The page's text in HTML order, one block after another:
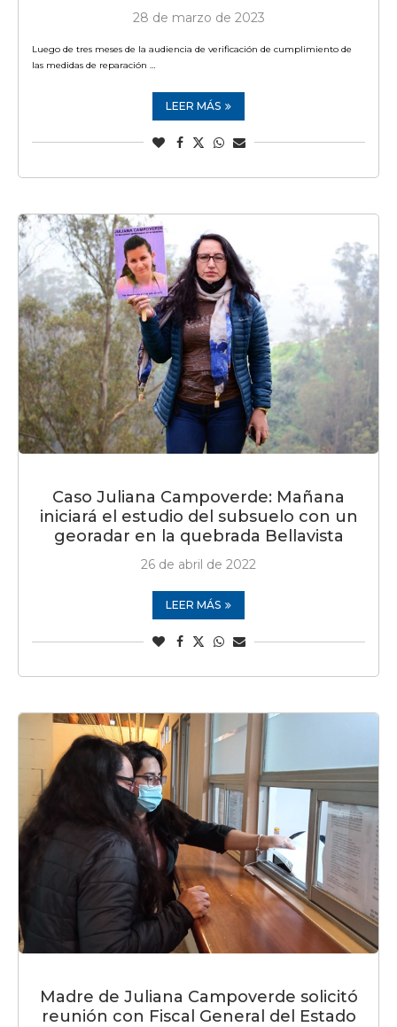
28 de marzo de 2023
Luego de tres meses de la audiencia de verificación de cumplimiento de
las medidas de reparación …
LEER MÁS
Caso Juliana Campoverde: Mañana
iniciará el estudio del subsuelo con un
georadar en la quebrada Bellavista
26 de abril de 2022
LEER MÁS
Madre de Juliana Campoverde solicitó
reunión con Fiscal General del Estado